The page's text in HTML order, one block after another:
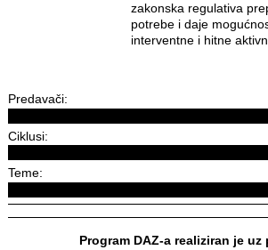
zakonska regulativa
potrebe i daje
interventne i hitne
Predavači:
Ciklusi:
Teme:
Program DAZ-a realiziran je